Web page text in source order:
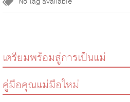
เตรียมพร้อมสู่การเป็นแม่
คู่มือคุณแม่มือใหม่